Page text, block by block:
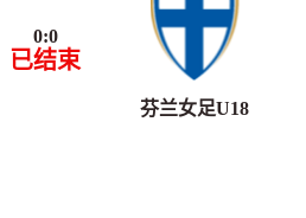
0:0
已结束
芬兰女足U18